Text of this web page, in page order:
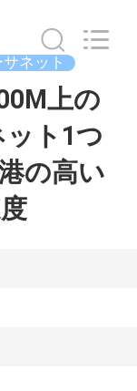
ネット
上の
ット1つ
の高い